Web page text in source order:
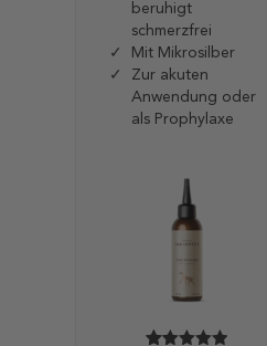
beruhigt
schmerzfrei
Mit Mikrosilber
Zur akuten
Anwendung oder
als Prophylaxe